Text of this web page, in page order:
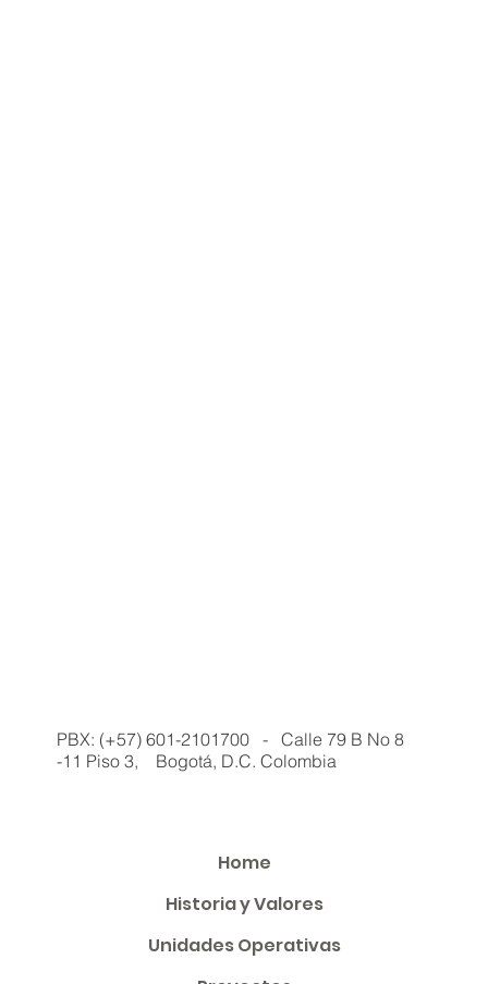
Home
Historia y Valores
Unidades Operativas
PBX: (+57) 601-2101700 - Calle 79 B No 8
-11 Piso 3, Bogotá, D.C. Colombia